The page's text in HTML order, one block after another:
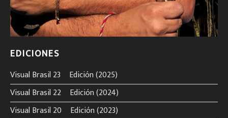
EDICIONES
Visual Brasil 23º Edición (2025)
Visual Brasil 22º Edición (2024)
Visual Brasil 20º Edición (2023)